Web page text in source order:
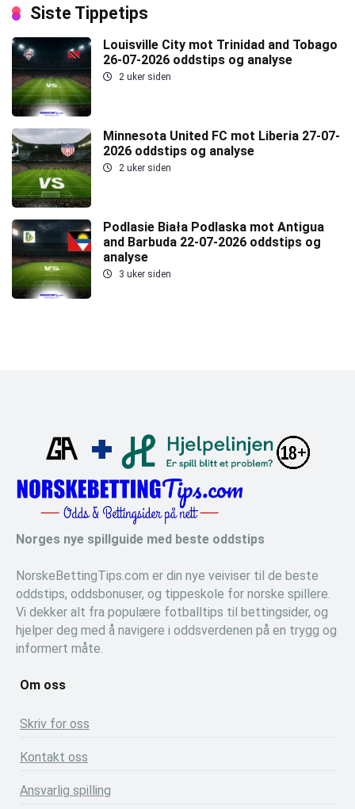
Siste Tippetips
Louisville City mot Trinidad and Tobago
26-07-2026 oddstips og analyse
2 uker siden
Minnesota United FC mot Liberia 27-07-
2026 oddstips og analyse
2 uker siden
Podlasie Biała Podlaska mot Antigua
and Barbuda 22-07-2026 oddstips og
analyse
3 uker siden
Norges nye spillguide med beste oddstips
NorskeBettingTips.com er din nye veiviser til de beste
oddstips, oddsbonuser, og tippeskole for norske spillere.
Vi dekker alt fra populære fotballtips til bettingsider, og
hjelper deg med å navigere i oddsverdenen på en trygg og
informert måte.
Om oss
Skriv for oss
Kontakt oss
Ansvarlig spilling